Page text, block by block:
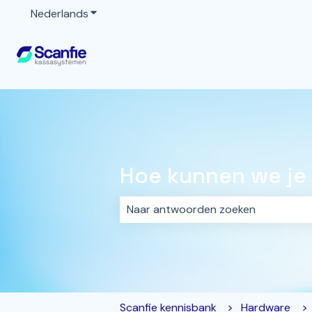
NederlandsSubmenu tonen voor vertalingen
Hoe kunnen we
Scanfie kennisbank Hardware